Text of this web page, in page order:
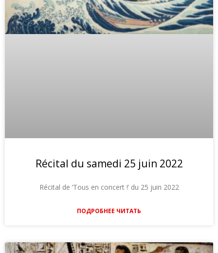
Récital du samedi 25 juin 2022
Récital de ‘Tous en concert !’ du 25 juin 2022
ПОДРОБНЕЕ ЧИТАТЬ